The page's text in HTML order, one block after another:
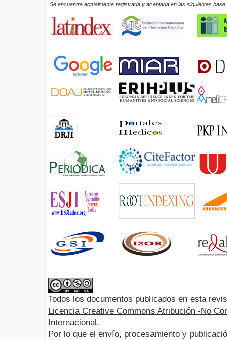
Se encuentra actualmente registrada y aceptada en las siguientes
Todos los documentos publicados en esta
Licencia Creative Commons Atribución -No
Internacional.
Por lo que el envío, procesamiento y